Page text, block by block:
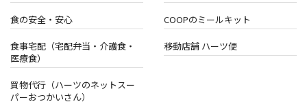
食の安全・安心 COOPのミールキット
食事宅配（宅配弁当・介護食・
医療食）
移動店舗 ハーツ便
買物代行（ハーツのネットスー
パーおつかいさん）